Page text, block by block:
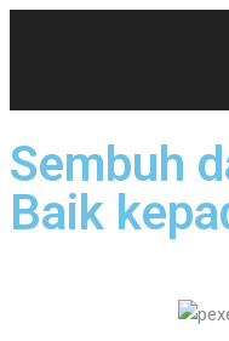
Sembuh
Baik